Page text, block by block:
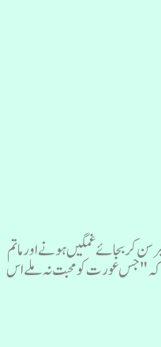
سن کر بجائے غمگین ہونے اور ماتم
کہ "جس عورت کو محبت نہ ملے اس